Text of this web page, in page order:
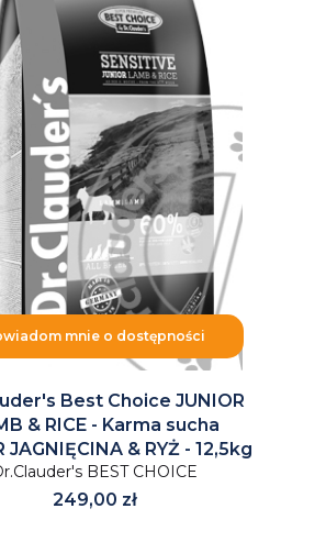
mnie o dostępności
Best Choice JUNIOR
& RICE - Karma sucha
JAGNIĘCINA & RYŻ - 12,5kg
BEST CHOICE
Cena
249,00 zł